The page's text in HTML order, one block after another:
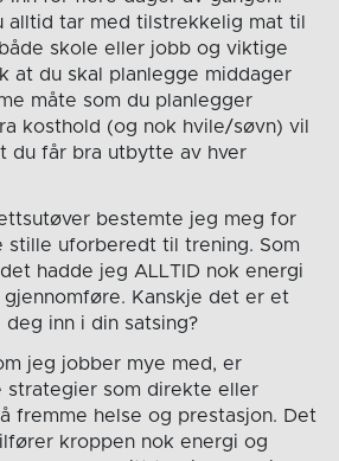
alltid tar med tilstrekkelig mat til
skole eller jobb og viktige
at du skal planlegge middager
måte som du planlegger
kosthold (og nok hvile/søvn) vil
du får bra utbytte av hver
bestemte jeg meg for
stille uforberedt til trening. Som
hadde jeg ALLTID nok energi
Kanskje det er et
inn i din satsing?
jeg jobber mye med, er
som direkte eller
fremme helse og prestasjon. Det
kroppen nok energi og